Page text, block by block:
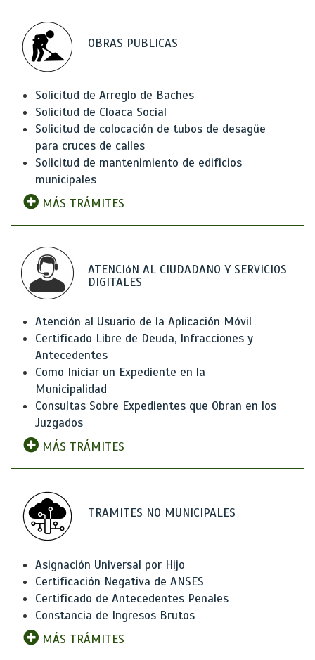
OBRAS PUBLICAS
Solicitud de Arreglo de Baches
Solicitud de Cloaca Social
Solicitud de colocación de tubos de desagüe
para cruces de calles
Solicitud de mantenimiento de edificios
municipales
MÁS TRÁMITES
ATENCIóN AL CIUDADANO Y SERVICIOS
DIGITALES
Atención al Usuario de la Aplicación Móvil
Certificado Libre de Deuda, Infracciones y
Antecedentes
Como Iniciar un Expediente en la
Municipalidad
Consultas Sobre Expedientes que Obran en los
Juzgados
MÁS TRÁMITES
TRAMITES NO MUNICIPALES
Asignación Universal por Hijo
Certificación Negativa de ANSES
Certificado de Antecedentes Penales
Constancia de Ingresos Brutos
MÁS TRÁMITES